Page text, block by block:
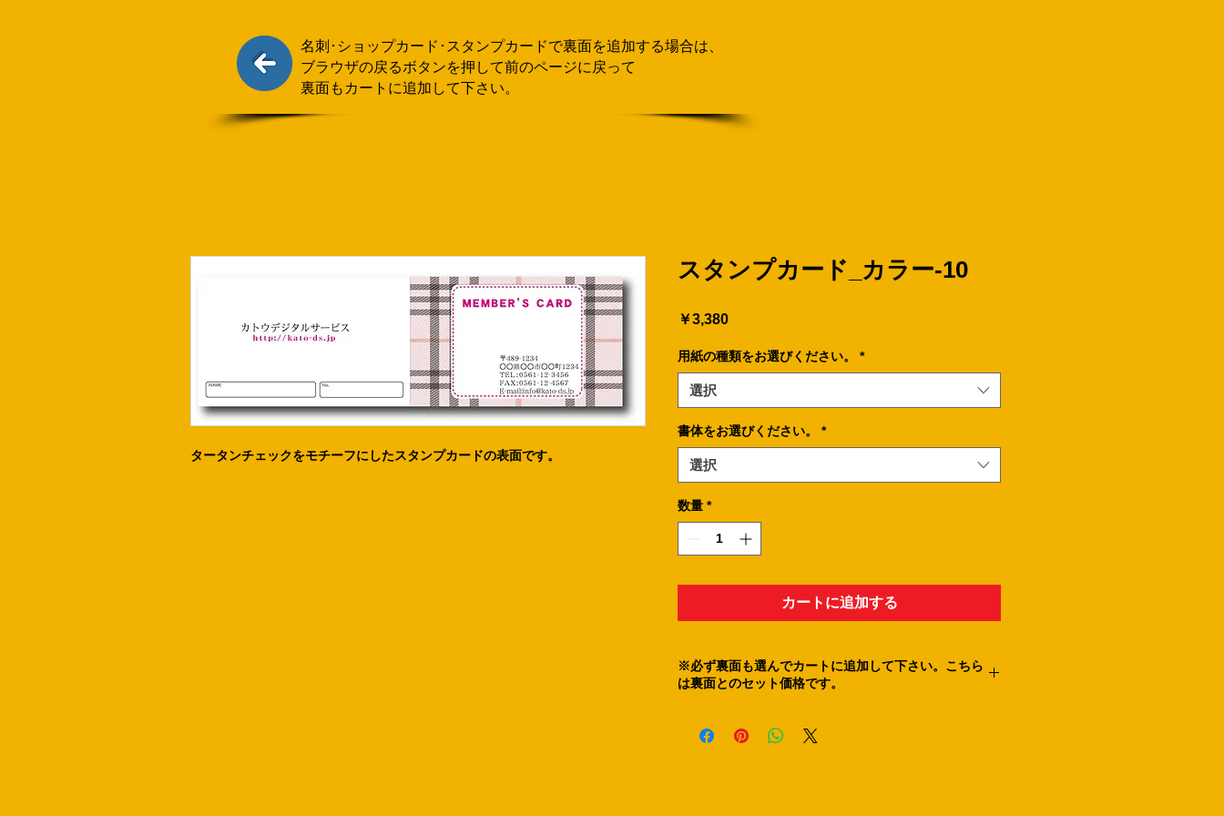
名刺･ショップカード･スタンプカードで​裏面を追加する場合は、
ブラウザの戻るボタンを押して前のページに戻って
裏面もカートに追加して下さい。
タータンチェックをモチーフにしたスタンプカードの表面です。
スタンプカード_カラー-10
￥3,380価
用紙の種類をお選びください。 *
選択
書体をお選びください。 *
選択
数量 *
カートに追加する
※必ず裏面も選んでカートに追加して下さい。こちら
は裏面とのセット価格です。